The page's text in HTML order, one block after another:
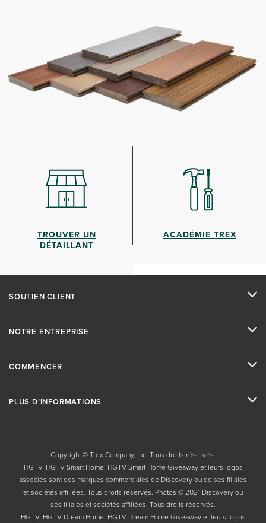
TROUVER UN
DÉTAILLANT
ACADÉMIE TREX
SOUTIEN CLIENT
NOTRE ENTREPRISE
COMMENCER
PLUS D’INFORMATIONS
Copyright © Trex Company, Inc. Tous droits réservés.
HGTV, HGTV Smart Home, HGTV Smart Home Giveaway et leurs logos
associés sont des marques commerciales de Discovery ou de ses filiales
et sociétés affiliées. Tous droits réservés. Photos © 2021 Discovery ou
ses filiales et sociétés affiliées. Tous droits réservés.
HGTV, HGTV Dream Home, HGTV Dream Home Giveaway et leurs logos